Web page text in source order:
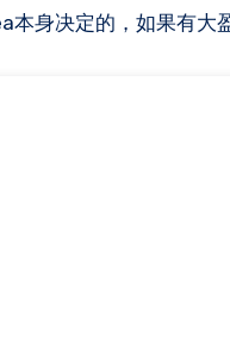
身决定的，如果有大